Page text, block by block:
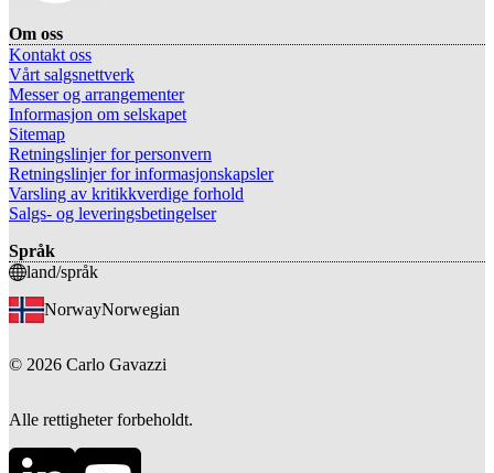
Om oss
Kontakt oss
Vårt salgsnettverk
Messer og arrangementer
Informasjon om selskapet
Sitemap
Retningslinjer for personvern
Retningslinjer for informasjonskapsler
Varsling av kritikkverdige forhold
Salgs- og leveringsbetingelser
Språk
land/språk
NorwayNorwegian
© 2026 Carlo Gavazzi
Alle rettigheter forbeholdt.